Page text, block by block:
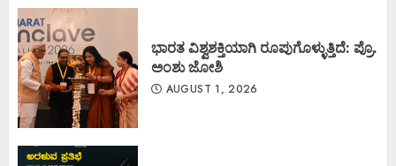
ಭಾರತ ವಿಶ್ವಶಕ್ತಿಯಾಗಿ ರೂಪುಗೊಳ್ಳುತ್ತಿದೆ: ಪ್ರೊ.
ಅಂಶು ಜೋಶಿ
AUGUST 1, 2026